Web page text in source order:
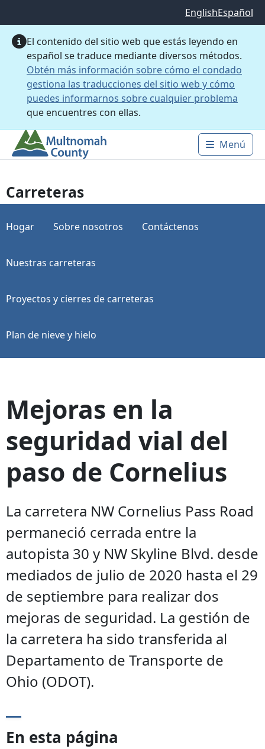
EnglishEspañol
El contenido del sitio web que estás leyendo en
español se traduce mediante diversos métodos.
Obtén más información sobre cómo el condado
gestiona las traducciones del sitio web y cómo
puedes informarnos sobre cualquier problema
que encuentres con ellas.
Main
Menú
Carreteras
Hogar Sobre nosotros Contáctenos
Nuestras carreteras
Proyectos y cierres de carreteras
Plan de nieve y hielo
Mejoras en la
seguridad vial del
paso de Cornelius
La carretera NW Cornelius Pass Road
permaneció cerrada entre la
autopista 30 y NW Skyline Blvd. desde
mediados de julio de 2020 hasta el 29
de septiembre para realizar dos
mejoras de seguridad. La gestión de
la carretera ha sido transferida al
Departamento de Transporte de
Ohio (ODOT).
En esta página